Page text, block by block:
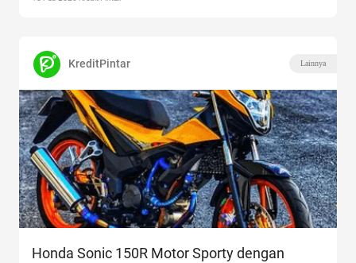
KreditPintar Lainnya
Honda Sonic 150R Motor Sporty dengan